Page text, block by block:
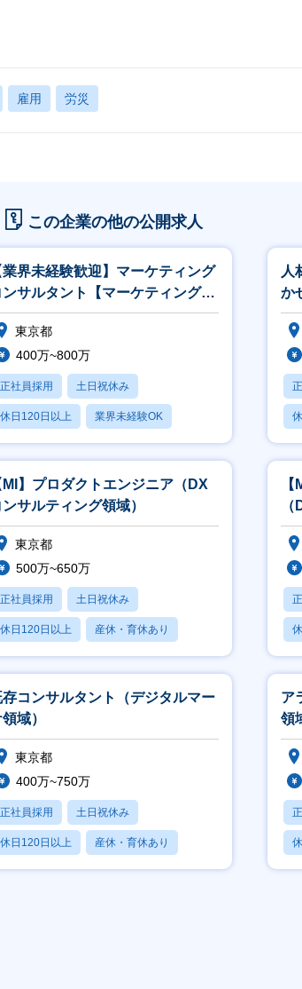
雇用 労災
この企業の他の公開求人
業界未経験歓迎】マーケティング
ンサルタント【マーケティング戦
・企画から担当／成長環境】
東京都
400万~800万
正社員採用 土日祝休み
休日120日以上 業界未経験OK
産休・育休あり
人
か
ン
MI】プロダクトエンジニア（DX
ンサルティング領域）
東京都
500万~650万
正社員採用 土日祝休み
休日120日以上 産休・育休あり
月残業20時間以内
存コンサルタント（デジタルマー
域）
東京都
400万~750万
正社員採用 土日祝休み
休日120日以上 産休・育休あり
賞与あり
ア
領